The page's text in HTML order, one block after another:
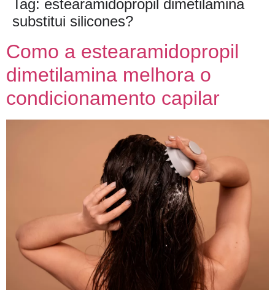
Tag: estearamidopropil dimetilamina
substitui silicones?
Como a estearamidopropil
dimetilamina melhora o
condicionamento capilar